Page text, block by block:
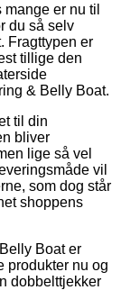
er nu til
du så selv
Fragttypen er
tillige den
& Belly Boat.
til din
bliver
lige så vel
vil
som dog står
shoppens
Boat er
produkter nu og
dobbelttjekker